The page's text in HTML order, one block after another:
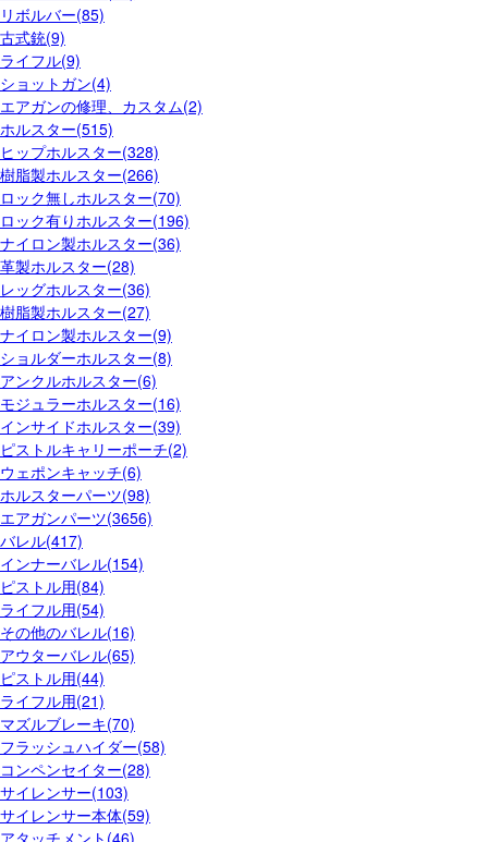
リボルバー(85)
古式銃(9)
ライフル(9)
ショットガン(4)
エアガンの修理、カスタム(2)
ホルスター(515)
ヒップホルスター(328)
樹脂製ホルスター(266)
ロック無しホルスター(70)
ロック有りホルスター(196)
ナイロン製ホルスター(36)
革製ホルスター(28)
レッグホルスター(36)
樹脂製ホルスター(27)
ナイロン製ホルスター(9)
ショルダーホルスター(8)
アンクルホルスター(6)
モジュラーホルスター(16)
インサイドホルスター(39)
ピストルキャリーポーチ(2)
ウェポンキャッチ(6)
ホルスターパーツ(98)
エアガンパーツ(3656)
バレル(417)
インナーバレル(154)
ピストル用(84)
ライフル用(54)
その他のバレル(16)
アウターバレル(65)
ピストル用(44)
ライフル用(21)
マズルブレーキ(70)
フラッシュハイダー(58)
コンペンセイター(28)
サイレンサー(103)
サイレンサー本体(59)
アタッチメント(46)